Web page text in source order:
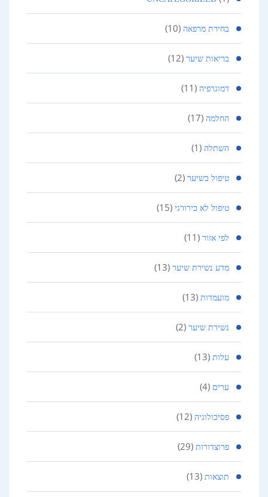
בחירת מרפאה (10)
בריאות שיער (12)
דמוגרפיה (11)
החלמה (17)
השתלה (1)
טיפול בשיער (2)
טיפול לא כירורגי (15)
לפי אזור (11)
מדע נשירת שיער (13)
מועמדות (13)
נשירת שיער (2)
עלות (13)
ערים (4)
פסיכולוגיה (12)
פרוצדורות (29)
תוצאות (13)